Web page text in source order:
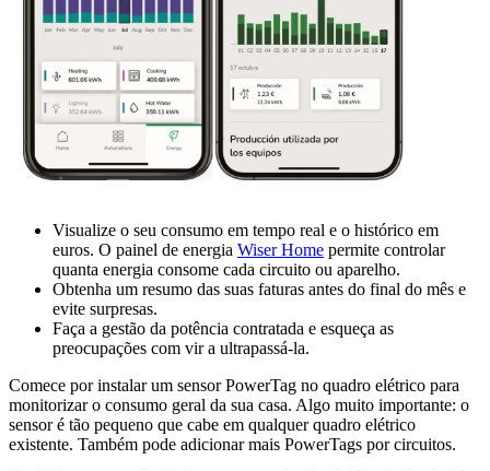
Visualize o seu consumo em tempo real e o histórico em
euros. O painel de energia Wiser Home permite controlar
quanta energia consome cada circuito ou aparelho.
Obtenha um resumo das suas faturas antes do final do mês e
evite surpresas.
Faça a gestão da potência contratada e esqueça as
preocupações com vir a ultrapassá-la.
Comece por instalar um sensor PowerTag no quadro elétrico para
monitorizar o consumo geral da sua casa. Algo muito importante: o
sensor é tão pequeno que cabe em qualquer quadro elétrico
existente. Também pode adicionar mais PowerTags por circuitos.